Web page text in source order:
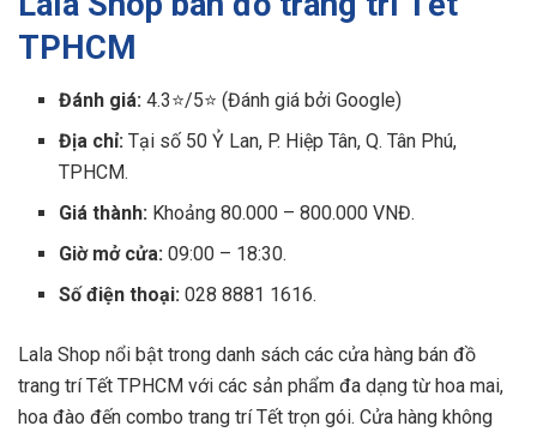
TPHCM
Đánh giá: 4.3⭐/5⭐ (Đánh giá bởi Google)
Địa chỉ: Tại số 50 Ỷ Lan, P. Hiệp Tân, Q. Tân Phú,
TPHCM.
Giá thành: Khoảng 80.000 – 800.000 VNĐ.
Giờ mở cửa: 09:00 – 18:30.
Số điện thoại:028 8881 1616.
Lala Shop nổi bật trong danh sách các cửa hàng bán đồ
trang trí Tết TPHCM với các sản phẩm đa dạng từ hoa mai,
hoa đào đến combo trang trí Tết trọn gói. Cửa hàng không